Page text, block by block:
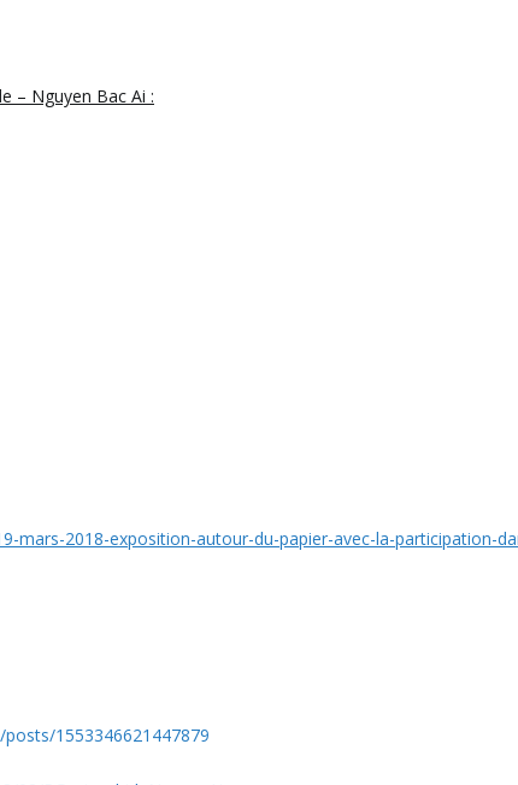
– Nguyen Bac Ai :
mars-2018-exposition-autour-du-papier-avec-la-participation-
1553346621447879